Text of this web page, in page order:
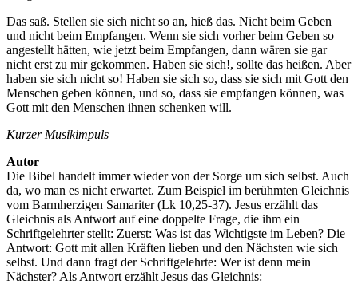
Das saß. Stellen sie sich nicht so an, hieß das. Nicht beim Geben
und nicht beim Empfangen. Wenn sie sich vorher beim Geben so
angestellt hätten, wie jetzt beim Empfangen, dann wären sie gar
nicht erst zu mir gekommen. Haben sie sich!, sollte das heißen. Aber
haben sie sich nicht so! Haben sie sich so, dass sie sich mit Gott den
Menschen geben können, und so, dass sie empfangen können, was
Gott mit den Menschen ihnen schenken will.
Kurzer Musikimpuls
Autor
Die Bibel handelt immer wieder von der Sorge um sich selbst. Auch
da, wo man es nicht erwartet. Zum Beispiel im berühmten Gleichnis
vom Barmherzigen Samariter (Lk 10,25-37). Jesus erzählt das
Gleichnis als Antwort auf eine doppelte Frage, die ihm ein
Schriftgelehrter stellt: Zuerst: Was ist das Wichtigste im Leben? Die
Antwort: Gott mit allen Kräften lieben und den Nächsten wie sich
selbst. Und dann fragt der Schriftgelehrte: Wer ist denn mein
Nächster? Als Antwort erzählt Jesus das Gleichnis: